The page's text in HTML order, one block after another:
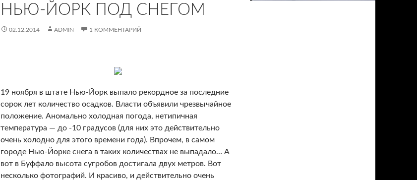
НЬЮ-ЙОРК ПОД СНЕГОМ
02.12.2014 ADMIN 1 КОММЕНТАРИЙ
19 ноября в штате Нью-Йорк выпало рекордное за последние
сорок лет количество осадков. Власти объявили чрезвычайное
положение. Аномально холодная погода, нетипичная
температура — до -10 градусов (для них это действительно
очень холодно для этого времени года). Впрочем, в самом
городе Нью-Йорке снега в таких количествах не выпадало… А
вот в Буффало высота сугробов достигала двух метров. Вот
несколько фотографий. И красиво, и действительно очень